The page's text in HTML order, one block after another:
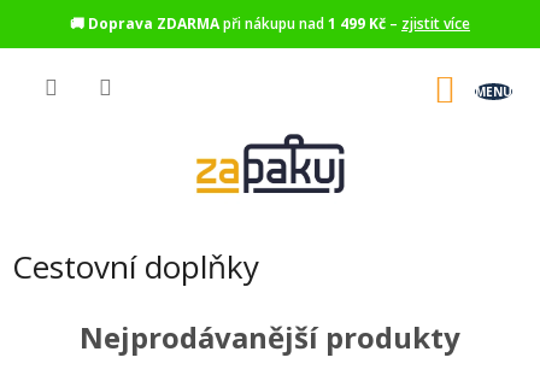
🚚 Doprava ZDARMApři nákupu nad1 499 Kč – zjistit více
Cestovní doplňky
Nejprodávanější produkty